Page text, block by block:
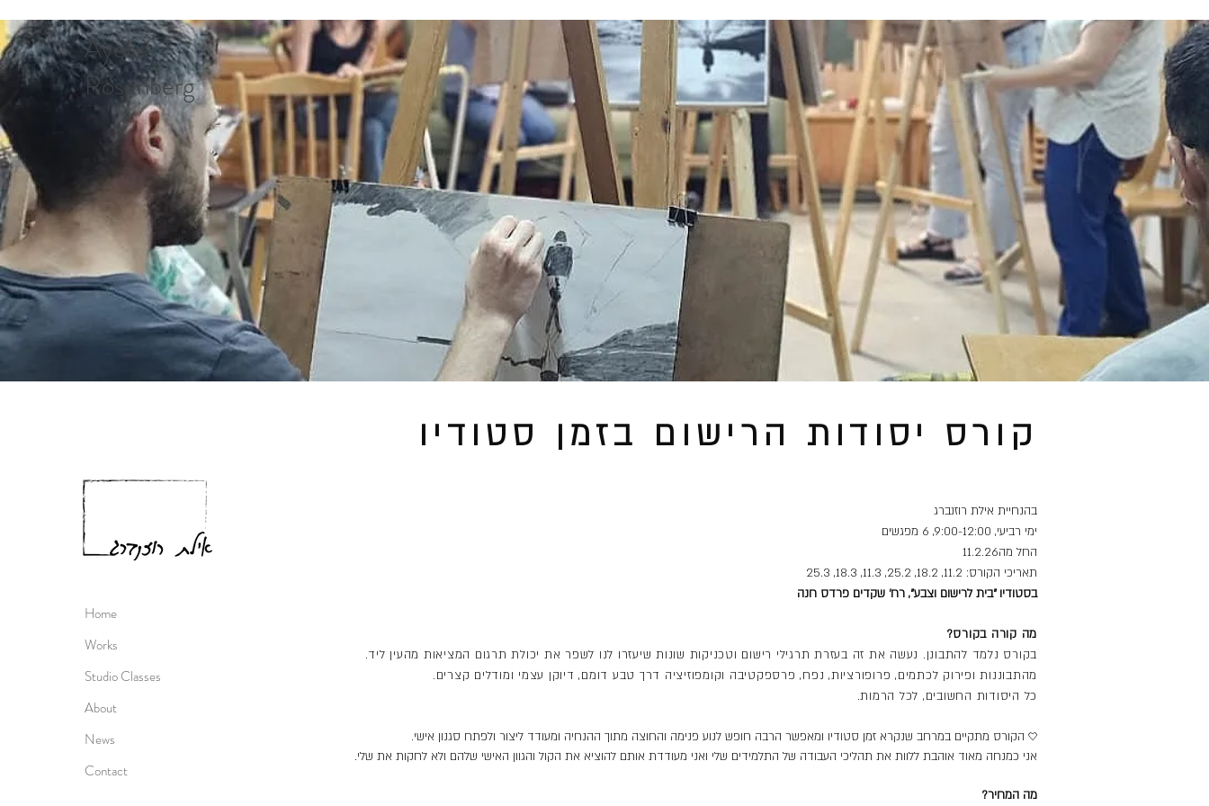
Ayelet
Rosenberg
Home
Works
Studio Classes
About
News
Contact
קורס יסודות הרישום בזמן סטודיו
בהנחיית אילת רוזנברג
ימי רביעי, 9:00-12:00, 6 מפגשים
החל מה11.2.26
תאריכי הקורס: 11.2, 18.2, 25.2, 11.3, 18.3, 25.3
בסטודיו "בית לרישום וצבע", רח' שקדים פרדס חנה
מה קורה בקורס?
בקורס נלמד להתבונן. נעשה את זה בעזרת תרגילי רישום וטכניקות שונות שיעזרו לנו לשפר את יכולת תרגום המציאות מהעין ליד.
מהתבוננות ופירוק לכתמים, פרופורציות, נפח, פרספקטיבה וקומפוזיציה דרך טבע דומם, דיוקן עצמי ומודלים קצרים.
כל היסודות החשובים, לכל הרמות.
♡ הקורס מתקיים במרחב שנקרא זמן סטודיו ומאפשר הרבה חופש לנוע פנימה והחוצה מתוך ההנחיה ומעודד ליצור ולפתח סגנון אישי.
אני כמנחה מאוד אוהבת ללוות את תהליכי העבודה של התלמידים שלי ואני מעודדת אותם להוציא את הקול והגוון האישי שלהם ולא לחקות את שלי.
מה המחיר?